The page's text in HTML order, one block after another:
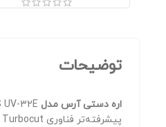
توضیحات
اره دستی آرس مدل UV-32E یکی از ابزارهای حرفه‌ای و باکیفیت ساخت
پیشرفته‌تر فناوری Turbocut محسوب می‌شود، تجربه‌ای متفاوت از برش را ارائه می‌دهد. طراحی خاص دندانه‌ها باعث می‌شود